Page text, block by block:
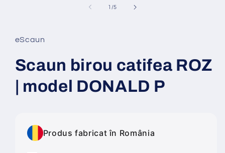
fereastră
modală
1 /din
5
eScaun
Scaun birou catifea ROZ
| model DONALD P
Produs fabricat în România